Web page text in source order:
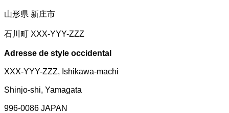
山形県 新庄市
石川町 XXX-YYY-ZZZ
Adresse de style occidental
XXX-YYY-ZZZ, Ishikawa-machi
Shinjo-shi, Yamagata
996-0086 JAPAN